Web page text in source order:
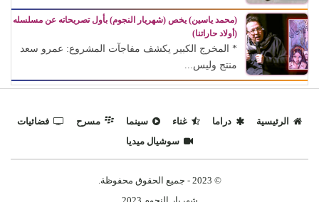
(محمد ياسين) يخص (شهريار النجوم) بأول تصريحاته عن مسلسله
(أولاد حاراتنا)
* المخرج الكبير يكشف مفاجآت المشروع: عمرو سعد
منتج وليس...
الرئيسية دراما غناء سينما مسرح
فضائيات
سوشيال ميديا
© 2023 - جميع الحقوق محفوظة.